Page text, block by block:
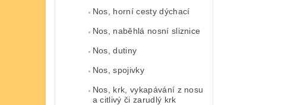
Nos, horní cesty dýchací
Nos, naběhlá nosní sliznice
Nos, dutiny
Nos, spojivky
Nos, krk, vykapávání z nosu
a citlivý či zarudlý krk